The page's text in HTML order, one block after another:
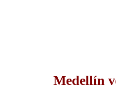
Medellín